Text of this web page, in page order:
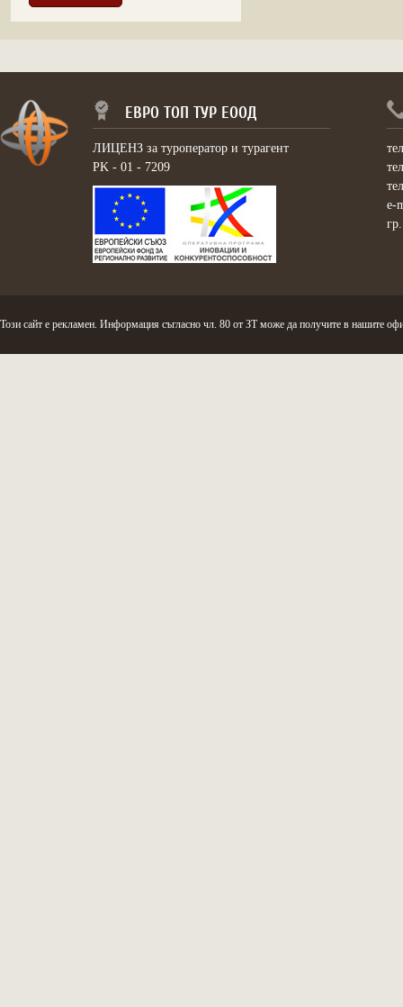
ЕВРО ТОП ТУР ЕООД
ЛИЦЕНЗ за туроператор и турагент
PK - 01 - 7209
e-
Този сайт е рекламен. Информация съгласно чл. 80 от ЗТ може да получите в нашите